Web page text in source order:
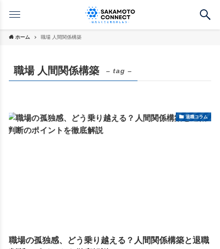
ホーム 職場 人間関係構築
職場 人間関係構築 – tag –
退職コラム
職場の孤独感、どう乗り越える？人間関係構築と退職